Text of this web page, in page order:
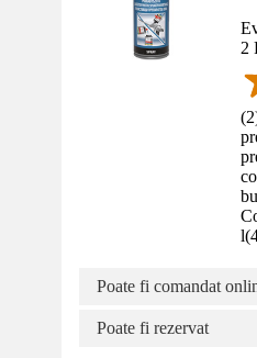
2
(2
l(
Poate fi comandat
Poate fi rezervat